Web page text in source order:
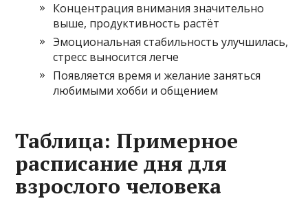
Концентрация внимания значительно
выше, продуктивность растёт
Эмоциональная стабильность улучшилась,
стресс выносится легче
Появляется время и желание заняться
любимыми хобби и общением
Таблица: Примерное
расписание дня для
взрослого человека